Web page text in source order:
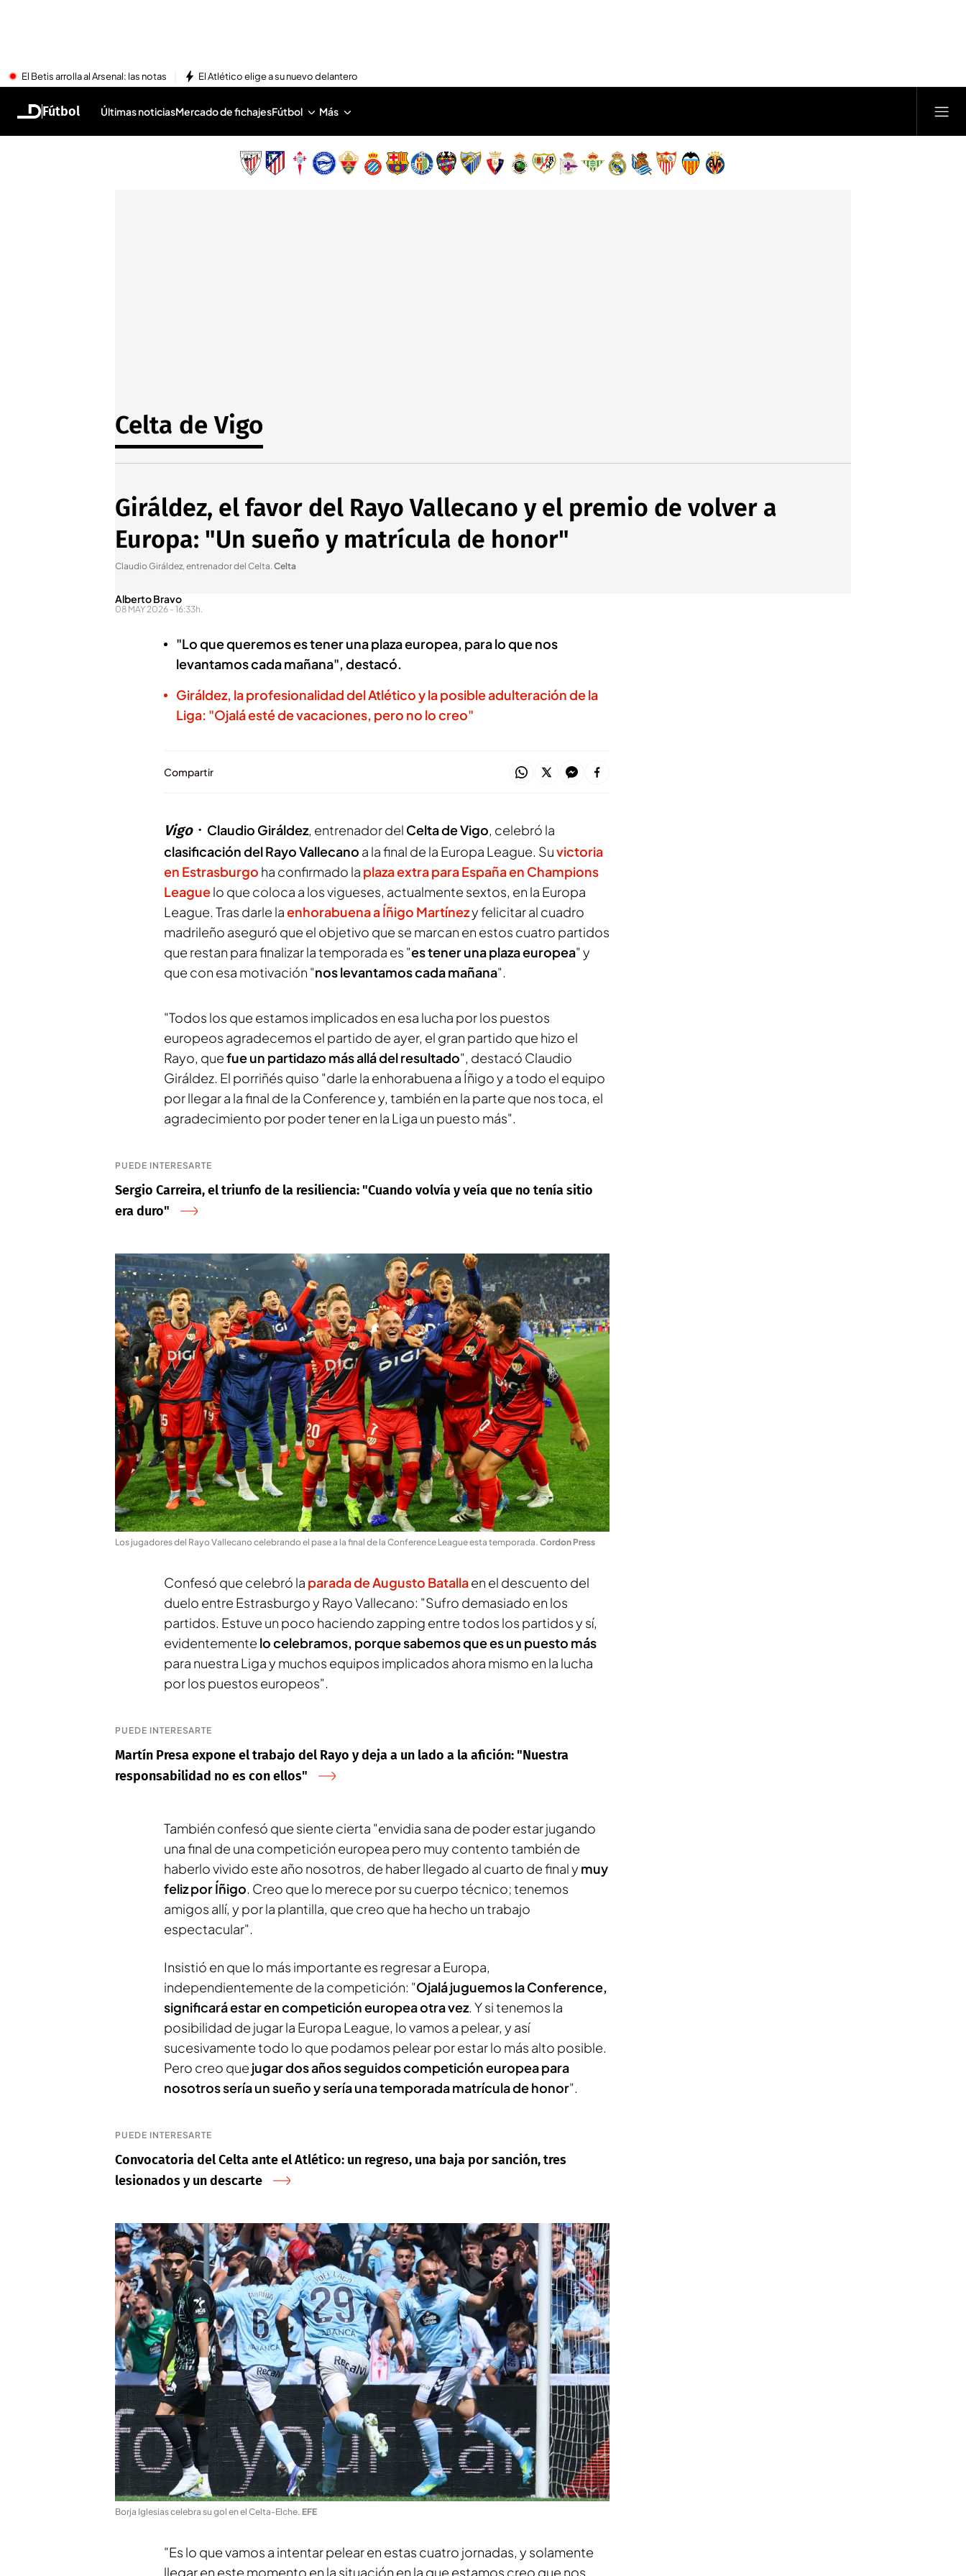
El Betis arrolla al Arsenal: las notas El Atlético elige a su nuevo delantero
Fútbol Últimas noticiasMercado de fichajesFútbol Más
Celta de Vigo
Giráldez, el favor del Rayo Vallecano y el premio de volver a
Europa: "Un sueño y matrícula de honor"
Claudio Giráldez, entrenador del Celta.Celta
Alberto Bravo
08 MAY 2026 - 16:33h.
"Lo que queremos es tener una plaza europea, para lo que nos
levantamos cada mañana", destacó.
Giráldez, la profesionalidad del Atlético y la posible adulteración de la
Liga: "Ojalá esté de vacaciones, pero no lo creo"
Compartir
Vigo Claudio Giráldez, entrenador del Celta de Vigo, celebró la
clasificación del Rayo Vallecano a la final de la Europa League. Suvictoria
en Estrasburgo ha confirmado la plaza extra para España en Champions
Leaguelo que coloca a los vigueses, actualmente sextos, en la Europa
League. Tras darle laenhorabuena a Íñigo Martínezy felicitar al cuadro
madrileño aseguró que el objetivo que se marcan en estos cuatro partidos
que restan para finalizar la temporada es "es tener una plaza europea" y
que con esa motivación "nos levantamos cada mañana".
"Todos los que estamos implicados en esa lucha por los puestos
europeos agradecemos el partido de ayer, el gran partido que hizo el
Rayo, quefue un partidazo más allá del resultado", destacó Claudio
Giráldez. El porriñés quiso "darle la enhorabuena a Íñigo y a todo el equipo
por llegar a la final de la Conference y, también en la parte que nos toca, el
agradecimiento por poder tener en la Liga un puesto más".
PUEDE INTERESARTE
Sergio Carreira, el triunfo de la resiliencia: "Cuando volvía y veía que no tenía sitio
era duro"
Los jugadores del Rayo Vallecano celebrando el pase a la final de la Conference League esta temporada. Cordon Press
Confesó que celebró la parada de Augusto Batallaen el descuento del
duelo entre Estrasburgo y Rayo Vallecano: "Sufro demasiado en los
partidos. Estuve un poco haciendo zapping entre todos los partidos y sí,
evidentemente lo celebramos, porque sabemos que es un puesto más
para nuestra Liga y muchos equipos implicados ahora mismo en la lucha
por los puestos europeos".
PUEDE INTERESARTE
Martín Presa expone el trabajo del Rayo y deja a un lado a la afición: "Nuestra
responsabilidad no es con ellos"
También confesó que siente cierta "envidia sana de poder estar jugando
una final de una competición europea pero muy contento también de
haberlo vivido este año nosotros, de haber llegado al cuarto de final y muy
feliz por Íñigo. Creo que lo merece por su cuerpo técnico; tenemos
amigos allí, y por la plantilla, que creo que ha hecho un trabajo
espectacular".
Insistió en que lo más importante es regresar a Europa,
independientemente de la competición: "Ojalá juguemos la Conference,
significará estar en competición europea otra vez. Y si tenemos la
posibilidad de jugar la Europa League, lo vamos a pelear, y así
sucesivamente todo lo que podamos pelear por estar lo más alto posible.
Pero creo que jugar dos años seguidos competición europea para
nosotros sería un sueño y sería una temporada matrícula de honor".
PUEDE INTERESARTE
Convocatoria del Celta ante el Atlético: un regreso, una baja por sanción, tres
lesionados y un descarte
Borja Iglesias celebra su gol en el Celta-Elche. EFE
"Es lo que vamos a intentar pelear en estas cuatro jornadas, y solamente
llegar en este momento en la situación en la que estamos creo que nos